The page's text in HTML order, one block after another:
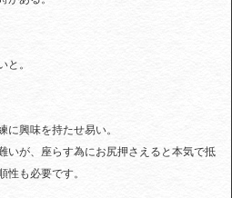
と。
興味を持たせ易い。
いが、座らす為にお尻押さえると本気で抵
性も必要です。